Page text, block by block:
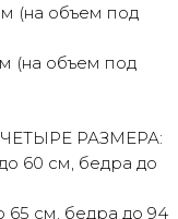
(на объем под
(на объем под
РАЗМЕРА:
60 см, бедра до
65 см, бедра до 94